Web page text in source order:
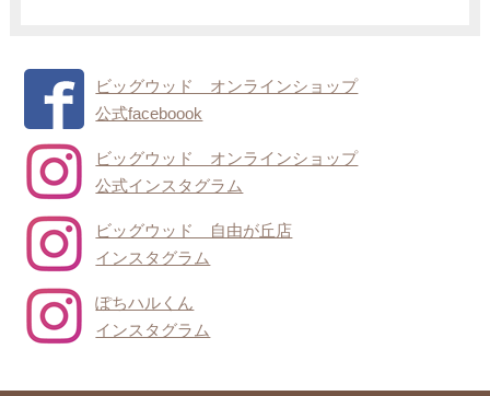
ビッグウッド オンラインショップ
公式faceboook
ビッグウッド オンラインショップ
公式インスタグラム
ビッグウッド 自由が丘店
インスタグラム
ぽちハルくん
インスタグラム